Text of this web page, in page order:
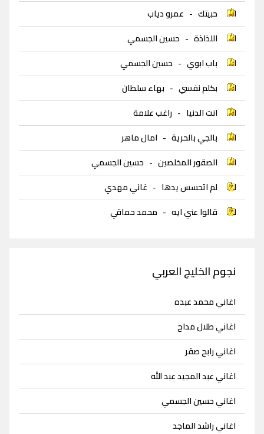
حبيتك - عمرو دياب
اللذاذة - حسين الجسمي
باب ابوي - حسين الجسمي
بكلم نفسي - بهاء سلطان
انت الدنيا - راغب علامة
بالجي بالحرية - امال ماهر
الصقور المخلصين - حسين الجسمي
لم اتحسس يدها - غاني مهدي
قالوا عني ايه - محمد حماقي
نجوم الخليج العربي
اغاني محمد عبده
اغاني طلال مداح
اغاني رابح صقر
اغاني عبد المجيد عبد الله
اغاني حسين الجسمي
اغاني راشد الماجد